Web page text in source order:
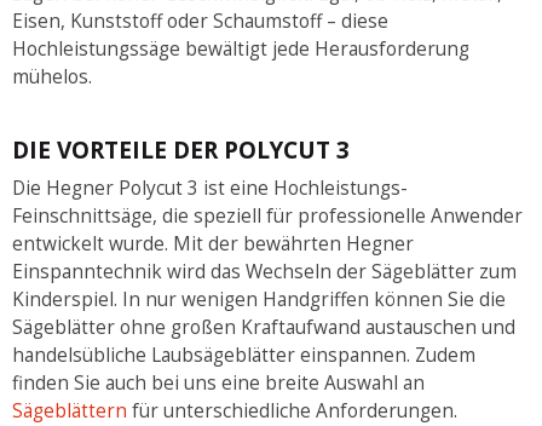
Eisen, Kunststoff oder Schaumstoff – diese
Hochleistungssäge bewältigt jede Herausforderung
mühelos.
DIE VORTEILE DER POLYCUT 3
Die Hegner Polycut 3 ist eine Hochleistungs-
Feinschnittsäge, die speziell für professionelle Anwender
entwickelt wurde. Mit der bewährten Hegner
Einspanntechnik wird das Wechseln der Sägeblätter zum
Kinderspiel. In nur wenigen Handgriffen können Sie die
Sägeblätter ohne großen Kraftaufwand austauschen und
handelsübliche Laubsägeblätter einspannen. Zudem
finden Sie auch bei uns eine breite Auswahl an
Sägeblättern für unterschiedliche Anforderungen.